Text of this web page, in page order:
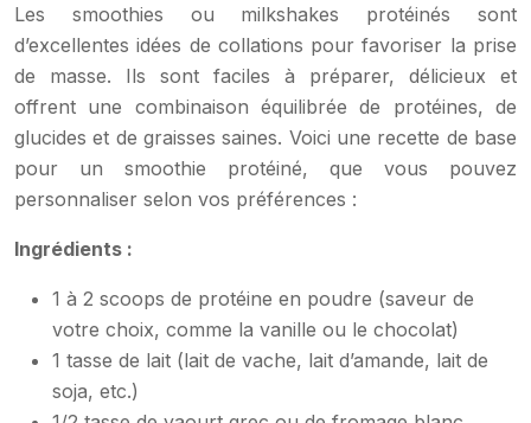
Les smoothies ou milkshakes protéinés sont
d’excellentes idées de collations pour favoriser la prise
de masse. Ils sont faciles à préparer, délicieux et
offrent une combinaison équilibrée de protéines, de
glucides et de graisses saines. Voici une recette de base
pour un smoothie protéiné, que vous pouvez
personnaliser selon vos préférences :
Ingrédients :
1 à 2 scoops de protéine en poudre (saveur de
votre choix, comme la vanille ou le chocolat)
1 tasse de lait (lait de vache, lait d’amande, lait de
soja, etc.)